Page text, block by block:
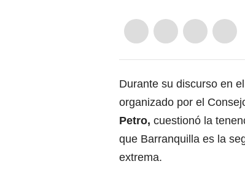
Durante su discurso en
organizado por el
Petro, cuestionó la
que Barranquilla es la
extrema.